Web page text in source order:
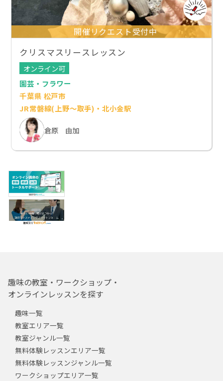
開催リクエスト受付中
クリスマスリースレッスン
オンライン可
園芸・フラワー
千葉県 松戸市
JR常磐線(上野～取手)・北小金駅
倉原 由加
趣味の教室・ワークショップ・
オンラインレッスンを探す
趣味一覧
教室エリア一覧
教室ジャンル一覧
無料体験レッスンエリア一覧
無料体験レッスンジャンル一覧
ワークショップエリア一覧